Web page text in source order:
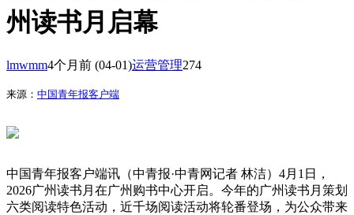
州读书月启幕
lmwmm4个月前 (04-01)运营管理274
来源： 中国青年报客户端
中国青年报客户端讯（中青报·中青网记者 林洁）4月1日，
2026广州读书月在广州购书中心开启。今年的广州读书月策划
六类阅读特色活动，近千场阅读活动将轮番登场，为公众带来